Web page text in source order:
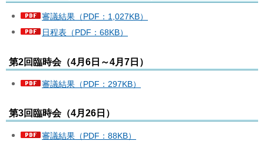
審議結果（PDF：1,027KB）
日程表（PDF：68KB）
第2回臨時会（4月6日～4月7日）
審議結果（PDF：297KB）
第3回臨時会（4月26日）
審議結果（PDF：88KB）